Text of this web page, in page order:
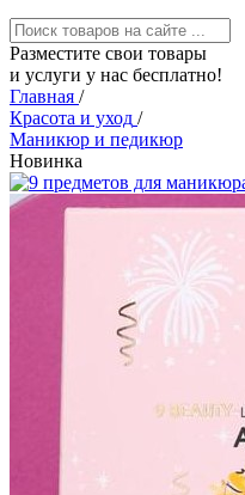
Разместите свои товары
и услуги у нас бесплатно!
Главная /
Красота и уход /
Маникюр и педикюр
Новинка